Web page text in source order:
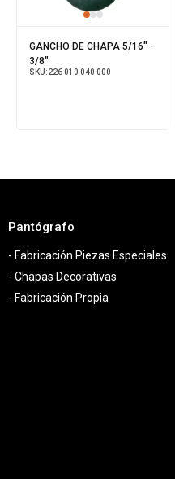
GANCHO DE CHAPA 5/16" -
3/8"
SKU:226 010 040 000
Pantógrafo
- Fabricación Piezas Especiales
- Chapas Decorativas
- Fabricación Propia